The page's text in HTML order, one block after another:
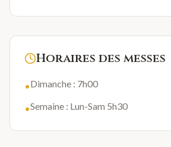
Horaires des messes
•Dimanche : 7h00
•Semaine : Lun-Sam 5h30